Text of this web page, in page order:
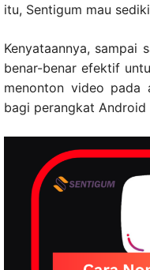
itu, Sentigum mau
Kenyataannya, sampai
benar-benar efektif
menonton video pada
bagi perangkat Android